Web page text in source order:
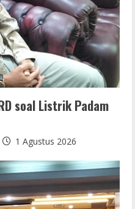
soal Listrik Padam
1 Agustus 2026